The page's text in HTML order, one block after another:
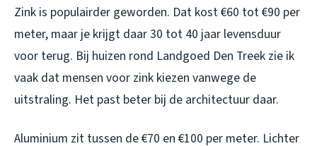
Zink is populairder geworden. Dat kost €60 tot €90 per
meter, maar je krijgt daar 30 tot 40 jaar levensduur
voor terug. Bij huizen rond Landgoed Den Treek zie ik
vaak dat mensen voor zink kiezen vanwege de
uitstraling. Het past beter bij de architectuur daar.
Aluminium zit tussen de €70 en €100 per meter. Lichter